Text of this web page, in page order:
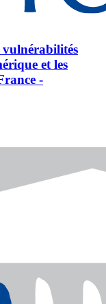
vulnérabilités
et les
-